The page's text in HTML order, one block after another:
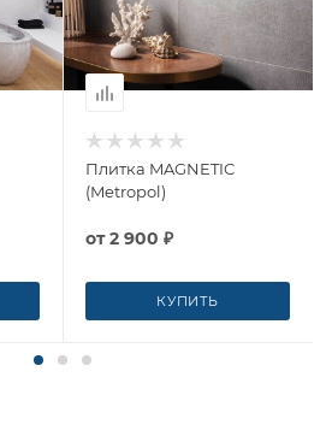
Плитка MAGNETIC
(Metropol)
от2 900 ₽
КУПИТЬ